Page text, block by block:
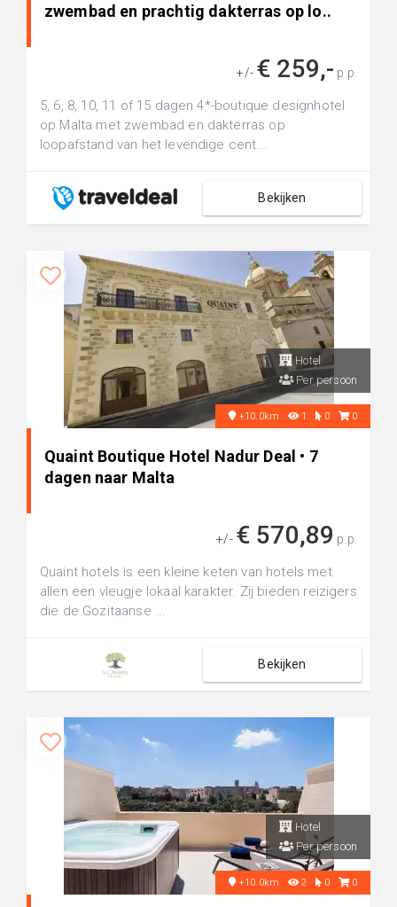
zwembad en prachtig dakterras op lo..
+/- € 259,- p.p.
5, 6, 8, 10, 11 of 15 dagen 4*-boutique designhotel
op Malta met zwembad en dakterras op
loopafstand van het levendige cent...
Bekijken
Hotel
Per persoon
+10.0km 1 0 0
Quaint Boutique Hotel Nadur Deal • 7
dagen naar Malta
+/- € 570,89 p.p.
Quaint hotels is een kleine keten van hotels met
allen een vleugje lokaal karakter. Zij bieden reizigers
die de Gozitaanse ...
Bekijken
Hotel
Per persoon
+10.0km 2 0 0